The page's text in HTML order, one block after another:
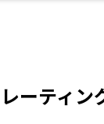
ティング